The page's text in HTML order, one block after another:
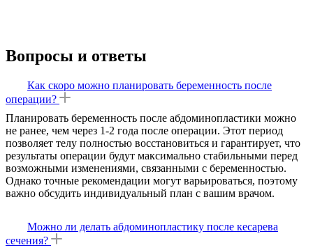
Вопросы и ответы
Как скоро можно планировать беременность после
операции?
Планировать беременность после абдоминопластики можно
не ранее, чем через 1-2 года после операции. Этот период
позволяет телу полностью восстановиться и гарантирует, что
результаты операции будут максимально стабильными перед
возможными изменениями, связанными с беременностью.
Однако точные рекомендации могут варьироваться, поэтому
важно обсудить индивидуальный план с вашим врачом.
Можно ли делать абдоминопластику после кесарева
сечения?